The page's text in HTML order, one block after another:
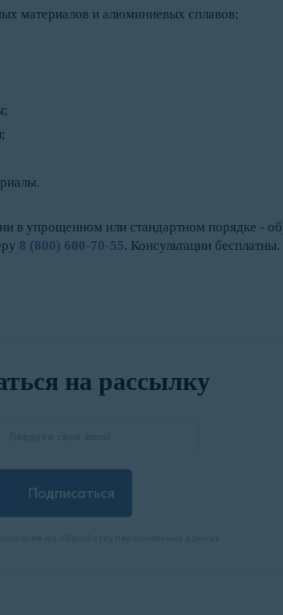
материалов и алюминиевых сплавов;
в упрощенном или стандартном порядке -
8 (800) 600-70-55. Консультации бесплатны.
на рассылку
Подписаться